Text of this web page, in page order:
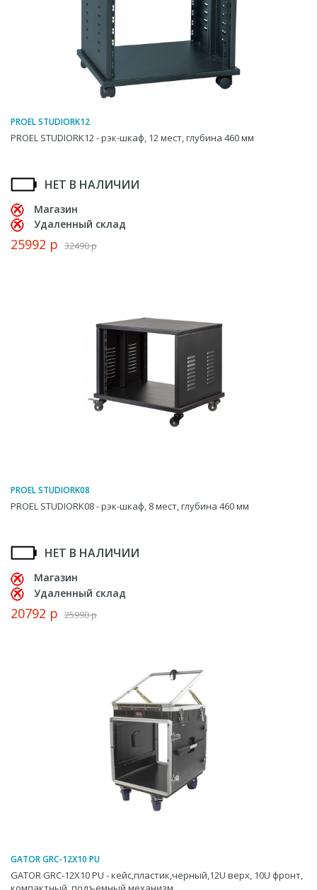
PROEL STUDIORK12
PROEL STUDIORK12 - рэк-шкаф, 12 мест, глубина 460 мм
НЕТ В НАЛИЧИИ
Магазин
Удаленный склад
25992 р 32490 р
PROEL STUDIORK08
PROEL STUDIORK08 - рэк-шкаф, 8 мест, глубина 460 мм
НЕТ В НАЛИЧИИ
Магазин
Удаленный склад
20792 р 25990 р
GATOR GRC-12X10 PU
GATOR GRC-12X10 PU - кейс,пластик,черный,12U верх, 10U фронт,